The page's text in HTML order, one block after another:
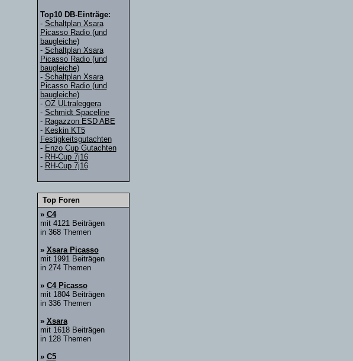
Top10 DB-Einträge:
- Schaltplan Xsara
Picasso Radio (und
baugleiche)
- Schaltplan Xsara
Picasso Radio (und
baugleiche)
- Schaltplan Xsara
Picasso Radio (und
baugleiche)
- OZ ULtraleggera
- Schmidt Spaceline
- Ragazzon ESD ABE
- Keskin KT5
Festigkeitsgutachten
- Enzo Cup Gutachten
- RH-Cup 7j16
- RH-Cup 7j16
Top Foren
» C4
mit 4121 Beiträgen
in 368 Themen
» Xsara Picasso
mit 1991 Beiträgen
in 274 Themen
» C4 Picasso
mit 1804 Beiträgen
in 336 Themen
» Xsara
mit 1618 Beiträgen
in 128 Themen
» C5